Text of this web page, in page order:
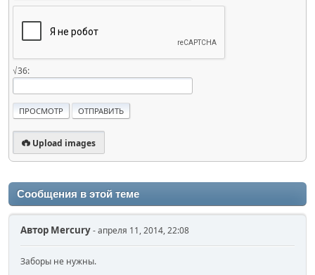
√36:
Upload images
Сообщения в этой теме
Автор Mercury- апреля 11, 2014, 22:08
Заборы не нужны.